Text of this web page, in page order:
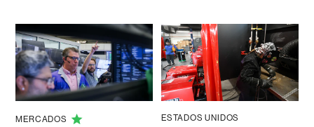
MERCADOS ESTADOS UNIDOS